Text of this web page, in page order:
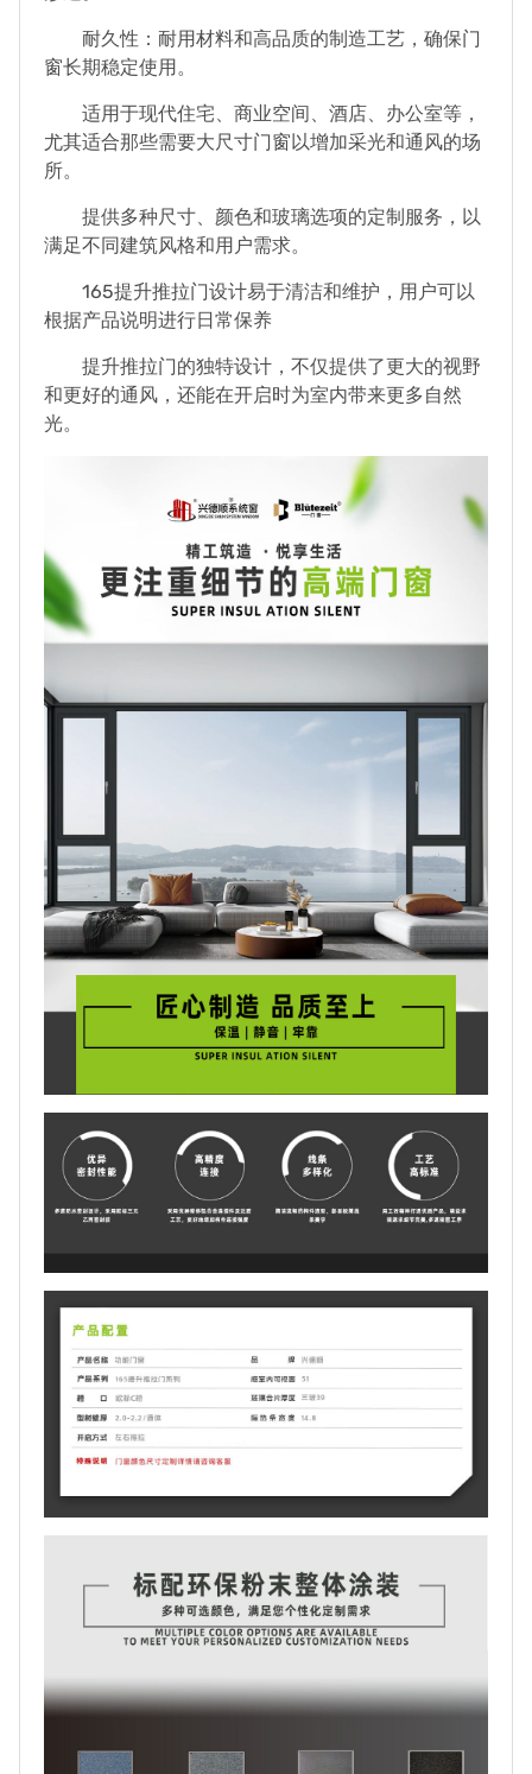
耐久性：耐用材料和高品质的制造工艺，确保门
窗长期稳定使用。
适用于现代住宅、商业空间、酒店、办公室等，
尤其适合那些需要大尺寸门窗以增加采光和通风的场
所。
提供多种尺寸、颜色和玻璃选项的定制服务，以
满足不同建筑风格和用户需求。
165提升推拉门设计易于清洁和维护，用户可以
根据产品说明进行日常保养
提升推拉门的独特设计，不仅提供了更大的视野
和更好的通风，还能在开启时为室内带来更多自然
光。